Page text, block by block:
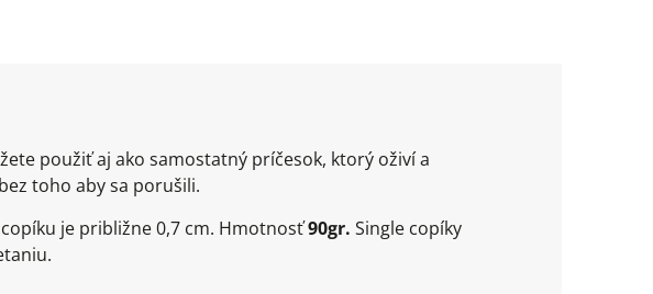
použiť aj ako samostatný príčesok, ktorý oživí a
toho aby sa porušili.
je približne 0,7 cm. Hmotnosť90gr. Single copíky